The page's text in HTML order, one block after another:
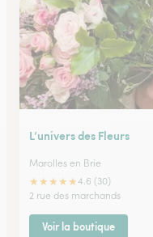
L’univers des Fleurs
Marolles en Brie
★★★★★4.6 (30)
2 rue des marchands
Voir la boutique